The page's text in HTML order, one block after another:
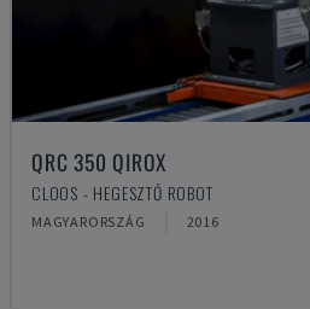
QRC 350 QIROX
CLOOS - HEGESZTŐ ROBOT
MAGYARORSZÁG 2016